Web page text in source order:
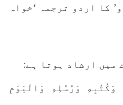
کا اردو ترجمہ ‘خواہ
میں ارشاد ہوتا ہے:
وَكُتُبِهِ وَرُسُلِهِ وَالْيَوْمِ